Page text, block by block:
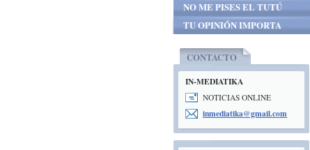
NO ME PISES EL TUTÚ
TU OPINIÓN IMPORTA
CONTACTO
IN-MEDIATIKA
NOTICIAS ONLINE
inmediatika@gmail.com